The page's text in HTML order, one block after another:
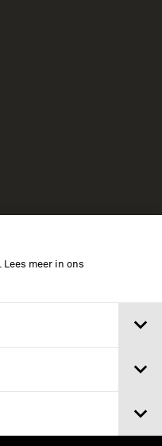
Lees meer in ons
Defensiemusea,